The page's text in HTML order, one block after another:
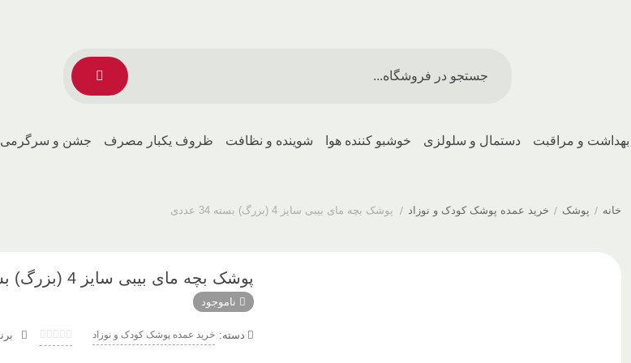
بهداشت و مراقبت دستمال و سلولزی خوشبو کننده هوا شوینده و نظافت ظروف یکبار مصرف جشن و سرگرمی
خانه / پوشک / خرید عمده پوشک کودک و نوزاد / پوشک بچه مای بیبی سایز 4 (بزرگ) بسته 34 عددی
پوشک بچه مای بیبی سایز 4 (بزرگ) بسته 34 عددی
ناموجود
دسته: خرید عمده پوشک کودک و نوزاد